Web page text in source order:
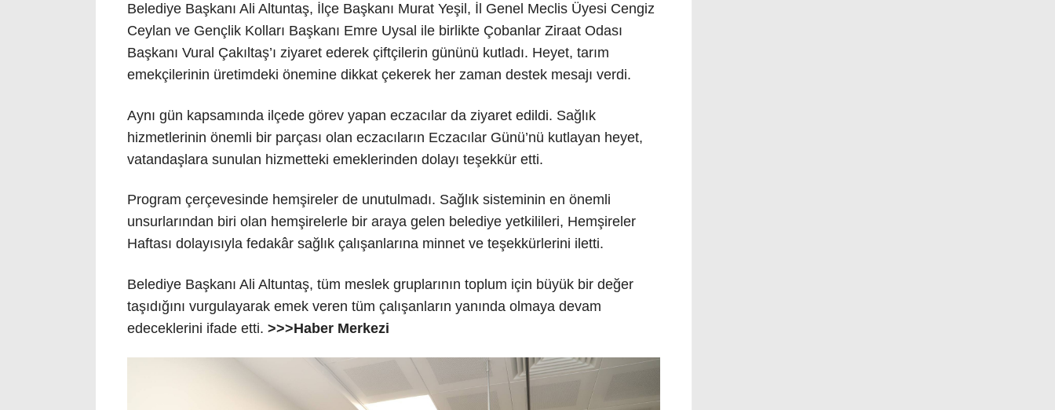
Belediye Başkanı Ali Altuntaş, İlçe Başkanı Murat Yeşil, İl Genel Meclis Üyesi Cengiz
Ceylan ve Gençlik Kolları Başkanı Emre Uysal ile birlikte Çobanlar Ziraat Odası
Başkanı Vural Çakıltaş’ı ziyaret ederek çiftçilerin gününü kutladı. Heyet, tarım
emekçilerinin üretimdeki önemine dikkat çekerek her zaman destek mesajı verdi.
Aynı gün kapsamında ilçede görev yapan eczacılar da ziyaret edildi. Sağlık
hizmetlerinin önemli bir parçası olan eczacıların Eczacılar Günü’nü kutlayan heyet,
vatandaşlara sunulan hizmetteki emeklerinden dolayı teşekkür etti.
Program çerçevesinde hemşireler de unutulmadı. Sağlık sisteminin en önemli
unsurlarından biri olan hemşirelerle bir araya gelen belediye yetkilileri, Hemşireler
Haftası dolayısıyla fedakâr sağlık çalışanlarına minnet ve teşekkürlerini iletti.
Belediye Başkanı Ali Altuntaş, tüm meslek gruplarının toplum için büyük bir değer
taşıdığını vurgulayarak emek veren tüm çalışanların yanında olmaya devam
edeceklerini ifade etti. >>>Haber Merkezi